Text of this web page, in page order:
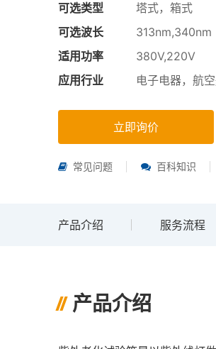
可选类型
塔式，箱式
可选波长
313nm,340nm
适用功率
380V,220V
应用行业
电子电器，航
立即询价
常见问题 百科知识
产品介绍 服务流程
产品介绍